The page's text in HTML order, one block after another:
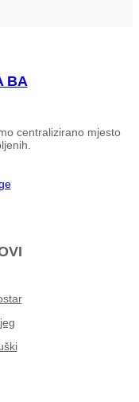
BA
centralizirano mjesto